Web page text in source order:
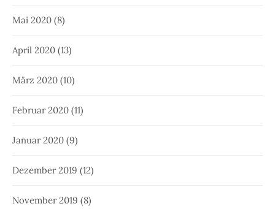
Mai 2020 (8)
April 2020 (13)
März 2020 (10)
Februar 2020 (11)
Januar 2020 (9)
Dezember 2019 (12)
November 2019 (8)